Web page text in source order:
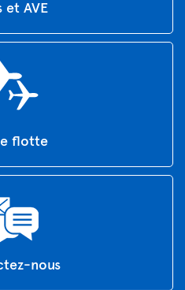
et AVE
flotte
nous